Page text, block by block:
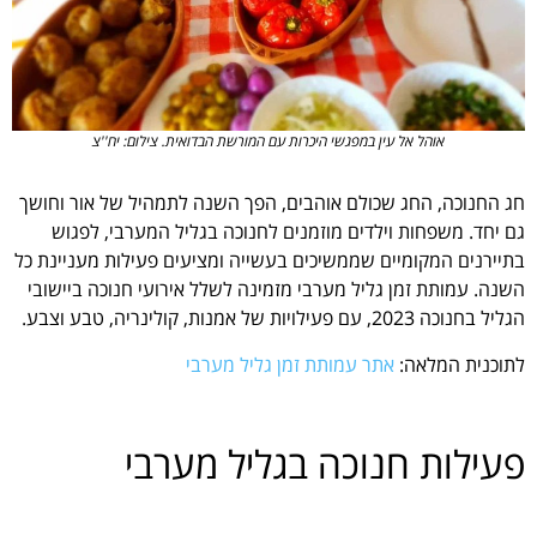
אוהל אל עין במפגשי היכרות עם המורשת הבדואית. צילום: יח''צ
חג החנוכה, החג שכולם אוהבים, הפך השנה לתמהיל של אור וחושך
גם יחד. משפחות וילדים מוזמנים לחנוכה בגליל המערבי, לפגוש
בתיירנים המקומיים שממשיכים בעשייה ומציעים פעילות מעניינת כל
השנה. עמותת זמן גליל מערבי מזמינה לשלל אירועי חנוכה ביישובי
הגליל בחנוכה 2023,
עם פעילויות של אמנות, קולינריה, טבע וצבע.
לתוכנית המלאה: אתר עמותת זמן גליל מערבי
פעילות חנוכה בגליל מערבי